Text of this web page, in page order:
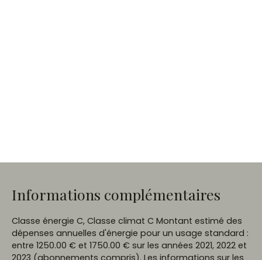
Informations complémentaires
Classe énergie C, Classe climat C Montant estimé des
dépenses annuelles d'énergie pour un usage standard :
entre 1250.00 € et 1750.00 € sur les années 2021, 2022 et